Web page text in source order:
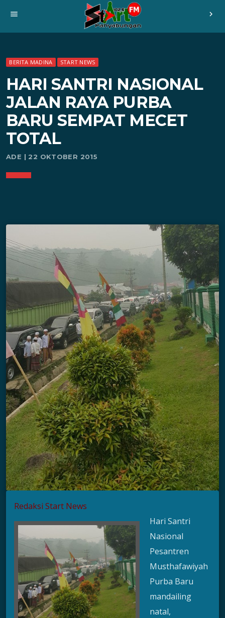
menu chevron_right
BERITA MADINA START NEWS
HARI SANTRI NASIONAL
JALAN RAYA PURBA
BARU SEMPAT MECET
TOTAL
ADE | 22 OKTOBER 2015
Redaksi Start News
Hari Santri
Nasional
Pesantren
Musthafawiyah
Purba Baru
mandailing
natal,